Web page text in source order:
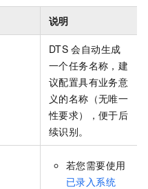
说明
DTS 会自动生成
一个任务名称，建
议配置具有业务意
义的名称（无唯一
性要求），便于后
续识别。
若您需要使用
已录入系统